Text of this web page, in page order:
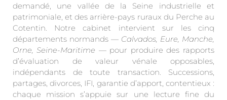
demandé, une vallée de la Seine industrielle et
patrimoniale, et des arrière-pays ruraux du Perche au
Cotentin. Notre cabinet intervient sur les cinq
départements normands — Calvados, Eure, Manche,
Orne, Seine-Maritime — pour produire des rapports
d’évaluation de valeur vénale opposables,
indépendants de toute transaction. Successions,
partages, divorces, IFI, garantie d’apport, contentieux :
chaque mission s’appuie sur une lecture fine du